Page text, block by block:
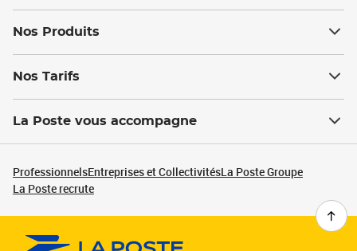
Nos Produits
Nos Tarifs
La Poste vous accompagne
ProfessionnelsEntreprises et CollectivitésLa Poste Groupe
La Poste recrute